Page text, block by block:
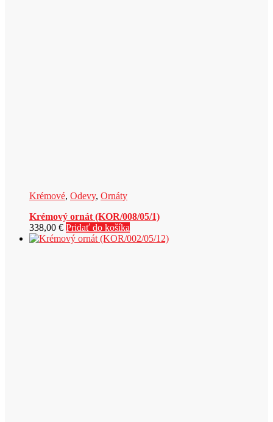
Krémové, Odevy, Ornáty
Krémový ornát (KOR/008/05/1)
338,00 € Pridať do košíka